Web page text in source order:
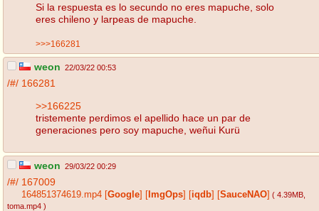
Si la respuesta es lo secundo no eres mapuche, solo
eres chileno y larpeas de mapuche.
>>>166281
weon 22/03/22 00:53
/#/ 166281
>>166225
tristemente perdimos el apellido hace un par de
generaciones pero soy mapuche, weñui Kurü
weon 29/03/22 00:29
/#/ 167009
164851374619.mp4 Google ImgOps iqdb SauceNAO ( 4.39MB
toma.mp4 )